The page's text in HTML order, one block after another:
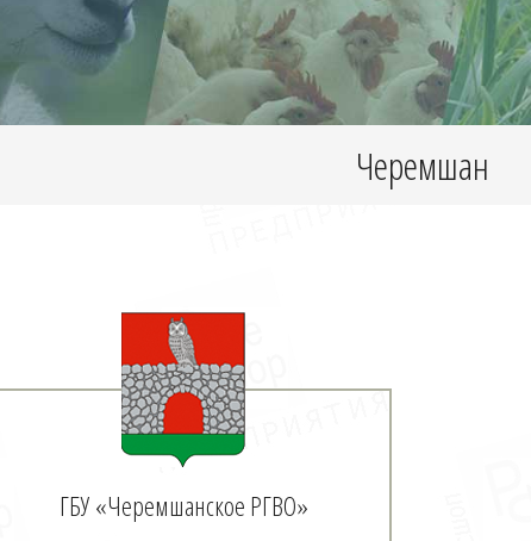
Черемшан
ГБУ «Черемшанское РГВО»